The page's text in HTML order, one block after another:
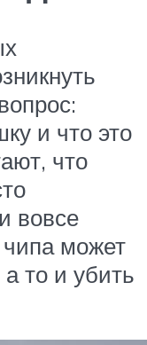
и что это
что
вовсе
может
то и убить